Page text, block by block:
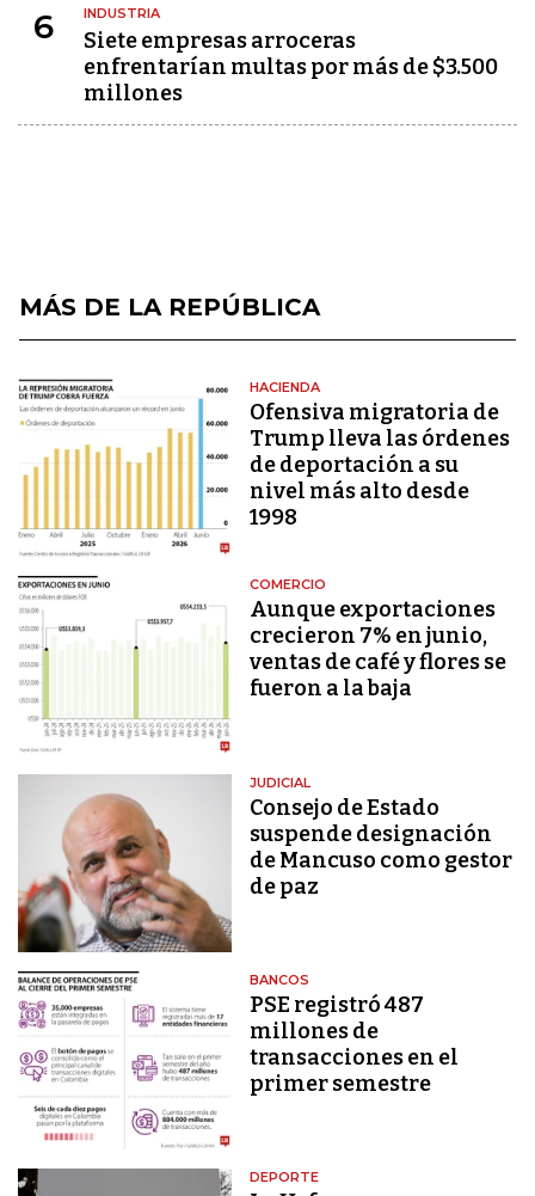
6 INDUSTRIA
Siete empresas arroceras
enfrentarían multas por más de $3.500
millones
MÁS DE LA REPÚBLICA
HACIENDA
Ofensiva migratoria de
Trump lleva las órdenes
de deportación a su
nivel más alto desde
1998
COMERCIO
Aunque exportaciones
crecieron 7% en junio,
ventas de café y flores se
fueron a la baja
JUDICIAL
Consejo de Estado
suspende designación
de Mancuso como gestor
de paz
BANCOS
PSE registró 487
millones de
transacciones en el
primer semestre
DEPORTE